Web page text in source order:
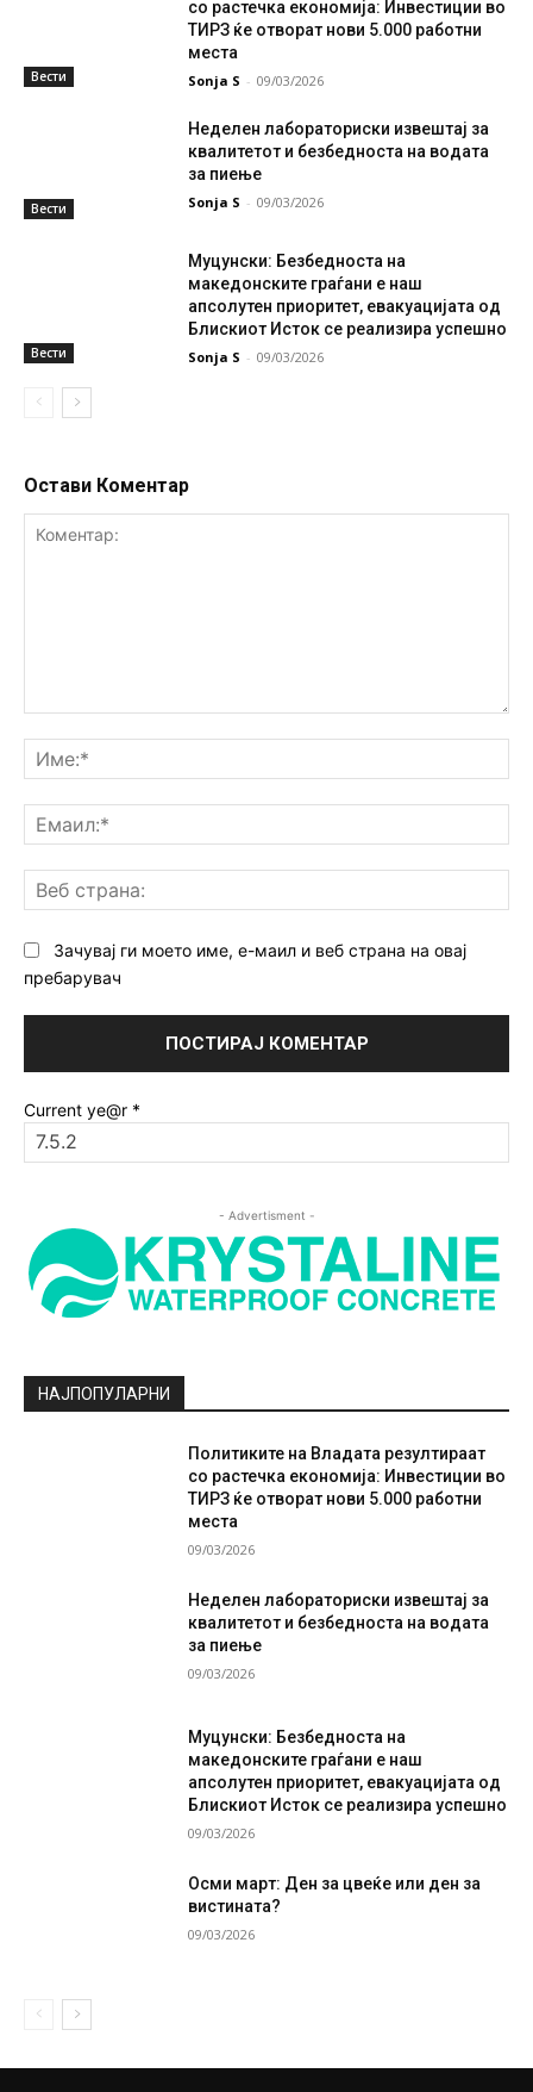
Вести
со растечка економија: Инвестиции во
ТИРЗ ќе отворат нови 5.000 работни
места
Sonja S - 09/03/2026
Вести
Неделен лабораториски извештај за
квалитетот и безбедноста на водата
за пиење
Sonja S - 09/03/2026
Вести
Муцунски: Безбедноста на
македонските граѓани е наш
апсолутен приоритет, евакуацијата од
Блискиот Исток се реализира успешно
Sonja S - 09/03/2026
Остави Коментар
Зачувај ги моето име, е-маил и веб страна на овај
пребарувач
Current ye@r *
- Advertisment -
НАЈПОПУЛАРНИ
Политиките на Владата резултираат
со растечка економија: Инвестиции во
ТИРЗ ќе отворат нови 5.000 работни
места
09/03/2026
Неделен лабораториски извештај за
квалитетот и безбедноста на водата
за пиење
09/03/2026
Муцунски: Безбедноста на
македонските граѓани е наш
апсолутен приоритет, евакуацијата од
Блискиот Исток се реализира успешно
09/03/2026
Осми март: Ден за цвеќе или ден за
вистината?
09/03/2026